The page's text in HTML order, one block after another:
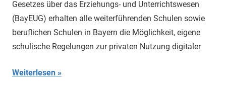
Gesetzes über das Erziehungs- und Unterrichtswesen
(BayEUG) erhalten alle weiterführenden Schulen sowie
beruflichen Schulen in Bayern die Möglichkeit, eigene
schulische Regelungen zur privaten Nutzung digitaler
Weiterlesen